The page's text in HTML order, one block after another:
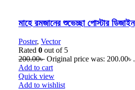
মাহে রমজানের শুভেচ্ছা পোস্টার ডিজাইন
Poster, Vector
Rated 0 out of 5
200.00৳ Original price was: 200.00৳ .
Add to cart
Quick view
Add to wishlist